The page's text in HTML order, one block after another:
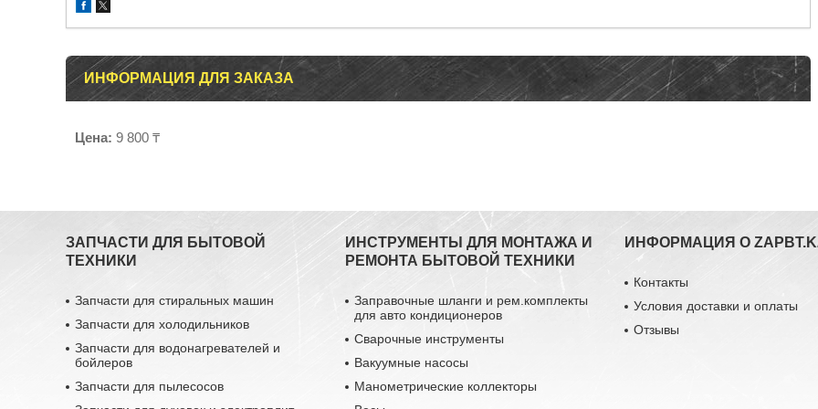
ИНФОРМАЦИЯ ДЛЯ ЗАКАЗА
Цена: 9 800 ₸
ЗАПЧАСТИ ДЛЯ БЫТОВОЙ
ТЕХНИКИ
Запчасти для стиральных машин
Запчасти для холодильников
Запчасти для водонагревателей и
бойлеров
Запчасти для пылесосов
ИНСТРУМЕНТЫ ДЛЯ МОНТАЖА И
РЕМОНТА БЫТОВОЙ ТЕХНИКИ
Заправочные шланги и рем.комплекты
для авто кондиционеров
Сварочные инструменты
Вакуумные насосы
Манометрические коллекторы
ИНФОРМАЦИЯ О
Контакты
Условия доставки и оплаты
Отзывы